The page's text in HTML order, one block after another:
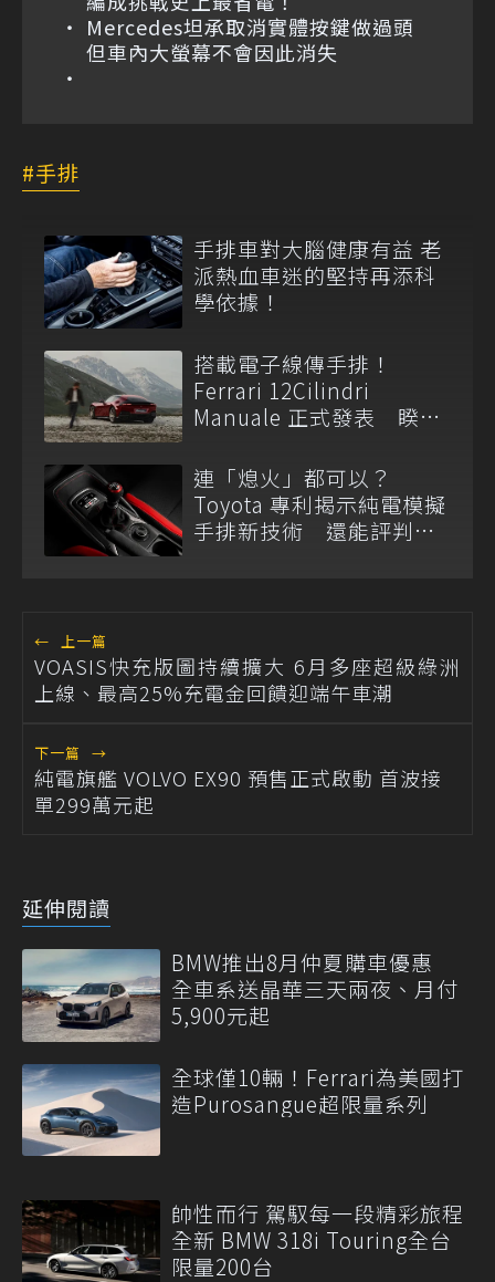
Mercedes坦承取消實體按鍵做過頭
但車內大螢幕不會因此消失
手排
手排車對大腦健康有益 老
派熱血車迷的堅持再添科
學依據！
搭載電子線傳手排！
Ferrari 12Cilindri
Manuale 正式發表 睽違
連「熄火」都可以？
Toyota 專利揭示純電模擬
手排新技術 還能評判駕
← 上一篇
VOASIS快充版圖持續擴大 6月多座超級綠洲
上線、最高25%充電金回饋迎端午車潮
下一篇 →
純電旗艦 VOLVO EX90 預售正式啟動 首波接
單299萬元起
延伸閱讀
BMW推出8月仲夏購車優惠
全車系送晶華三天兩夜、月付
5,900元起
全球僅10輛！Ferrari為美國打
造Purosangue超限量系列
帥性而行 駕馭每一段精彩旅程
全新 BMW 318i Touring全台
限量200台